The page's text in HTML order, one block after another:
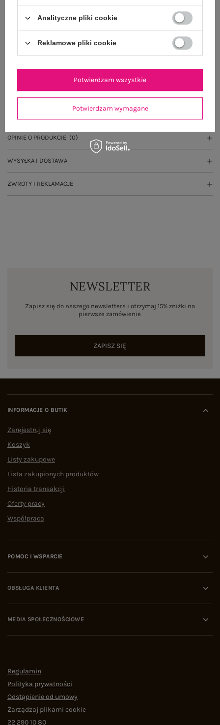
100 dni na zwrot
OPIS PRODUKTU
OPINIE O PRODUKCIE (0)
WYSYŁKA I DOSTAWA
ZWROTY I REKLAMACJE
NEWSLETTER
Zapisz się do naszego newslettera i otrzymaj 15% zniżki na
pierwsze zamówienie
ZAPISZ SIĘ
INFORMACJE O BUTIK
Zarejestruj się
Koszyk
Listy zakupowe
Lista zakupionych produktów
Historia transakcji
Oferty pracy
Współpraca
POMOC I WSPARCIE
OBSŁUGA KLIENTA
MEDIA SPOŁECZNOŚCIOWE
Regulamin
Polityka prywatności
Odstąpienie od umowy
Zarządzaj plikami cookie
22 290 10 80
Analityczne pliki cookie
Reklamowe pliki cookie
Potwierdzam wymagane
Potwierdzam wszystkie